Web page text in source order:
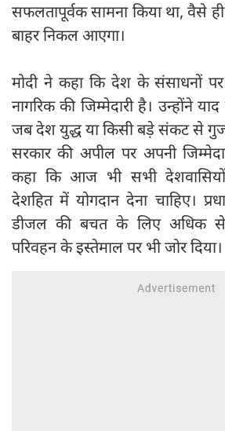
सफलतापूर्वक सामना किया था, वैसे
बाहर निकल आएगा।
मोदी ने कहा कि देश के संसाधनों
नागरिक की जिम्मेदारी है। उन्होंने
जब देश युद्ध या किसी बड़े संकट से
सरकार की अपील पर अपनी
कहा कि आज भी सभी
देशहित में योगदान देना चाहिए।
डीजल की बचत के लिए अधिक से
परिवहन के इस्तेमाल पर भी जोर दिया।